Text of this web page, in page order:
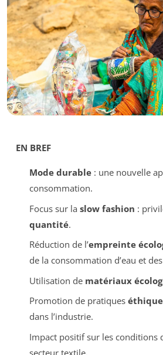
EN BREF
Mode durable: une nouvelle
consommation.
Focus sur la slow fashion :
quantité.
Réduction de l’empreinte
de la consommation d’eau et
Utilisation de matériaux
Promotion de pratiques
dans l’industrie.
Impact positif sur les conditions
secteur textile.